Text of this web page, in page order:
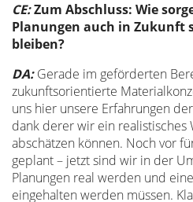
CE:Zum Abschluss: Wie
Planungen auch in Zukunft
bleiben?
DA:Gerade im geförderten
zukunftsorientierte
uns hier unsere Erfahrungen
dank derer wir ein realistisches
abschätzen können. Noch vor
geplant – jetzt sind wir in der
Planungen real werden und
eingehalten werden müssen.